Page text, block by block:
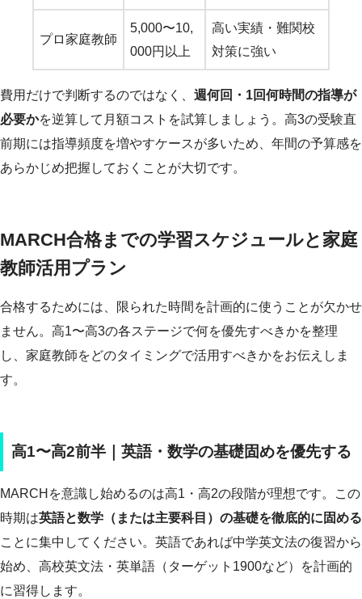
プロ家庭教師
5,000〜10,
000円以上
高い実績・難関校
対策に強い
費用だけで判断するのではなく、 週何回・1回何時間の指導が
必要かを逆算して月額コストを試算しましょう。高3の受験直
前期には指導頻度を増やすケースが多いため、年間の予算感を
あらかじめ把握しておくことが大切です。
MARCH合格までの学習スケジュールと家庭
教師活用プラン
合格するためには、限られた時間を計画的に使うことが欠かせ
ません。高1〜高3の各ステージで何を優先すべきかを整理
し、家庭教師をどのタイミングで活用すべきかをお伝えしま
す。
高1〜高2前半｜英語・数学の基礎固めを優先する
MARCHを意識し始めるのは高1・高2の段階が理想です。この
時期は英語と数学（または主要科目）の基礎を徹底的に固める
ことに集中してください。英語であれば中学英文法の復習から
始め、高校英文法・英単語（ターゲット1900など）を計画的
に習得します。